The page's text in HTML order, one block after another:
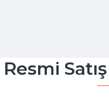
Resmi